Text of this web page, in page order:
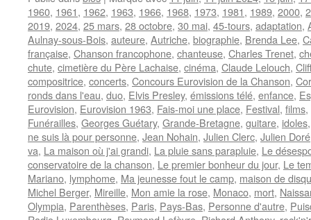
1960, 1961, 1962, 1963, 1966, 1968, 1973, 1981, 1989, 2000,
2019, 2024, 25 mars, 28 octobre, 30 mai, 45-tours, adaptation,
Aulnay-sous-Bois, auteure, Autriche, biographie, Brenda Lee,
française, Chanson francophone, chanteuse, Charles Trenet,
chute, cimetière du Père Lachaise, cinéma, Claude Lelouch,
compositrice, concerts, Concours Eurovision de la Chanson,
ronds dans l'eau, duo, Elvis Presley, émissions télé, enfance,
Eurovision, Eurovision 1963, Fais-moi une place, Festival, films,
Funérailles, Georges Guétary, Grande-Bretagne, guitare, idoles
ne suis là pour personne, Jean Nohain, Julien Clerc, Julien Doré
va, La maison où j'ai grandi, La pluie sans parapluie, Le
conservatoire de la chanson, Le premier bonheur du jour, Le
Mariano, lymphome, Ma jeunesse fout le camp, maison de
Michel Berger, Mireille, Mon amie la rose, Monaco, mort,
Olympia, Parenthèses, Paris, Pays-Bas, Personne d'autre,